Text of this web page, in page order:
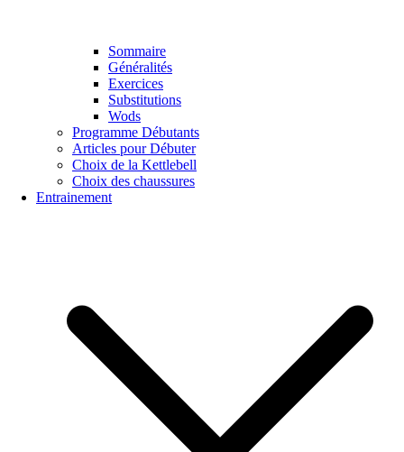
Sommaire
Généralités
Exercices
Substitutions
Wods
Programme Débutants
Articles pour Débuter
Choix de la Kettlebell
Choix des chaussures
Entrainement